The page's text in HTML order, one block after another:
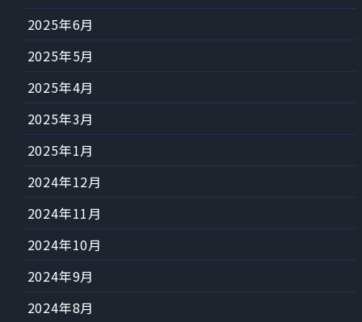
2025年6月
2025年5月
2025年4月
2025年3月
2025年1月
2024年12月
2024年11月
2024年10月
2024年9月
2024年8月